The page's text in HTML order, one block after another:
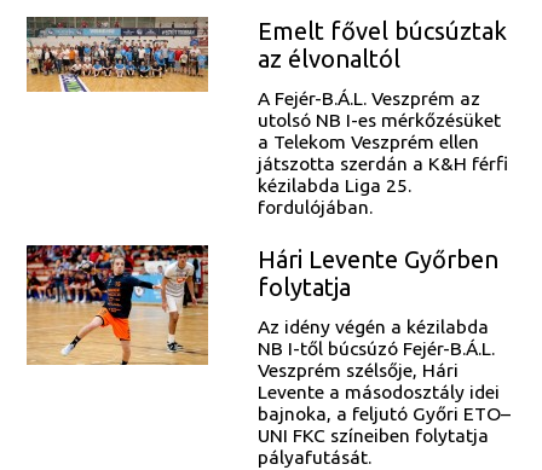
Emelt fővel búcsúztak
az élvonaltól
A Fejér-B.Á.L. Veszprém az
utolsó NB I-es mérkőzésüket
a Telekom Veszprém ellen
játszotta szerdán a K&H férfi
kézilabda Liga 25.
fordulójában.
Hári Levente Győrben
folytatja
Az idény végén a kézilabda
NB I-től búcsúzó Fejér-B.Á.L.
Veszprém szélsője, Hári
Levente a másodosztály idei
bajnoka, a feljutó Győri ETO–
UNI FKC színeiben folytatja
pályafutását.